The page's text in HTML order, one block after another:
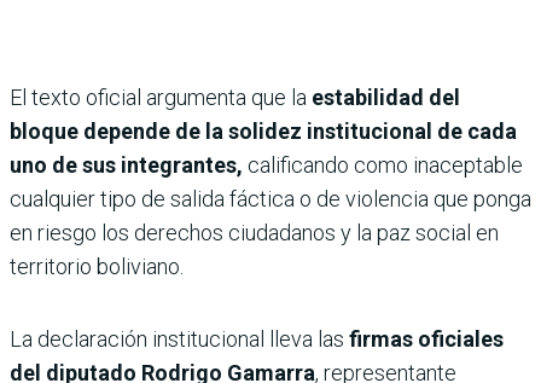
El texto oficial argumenta que la estabilidad del
bloque depende de la solidez institucional de cada
uno de sus integrantes, calificando como inaceptable
cualquier tipo de salida fáctica o de violencia que ponga
en riesgo los derechos ciudadanos y la paz social en
territorio boliviano.
La declaración institucional lleva las firmas oficiales
del diputado Rodrigo Gamarra, representante